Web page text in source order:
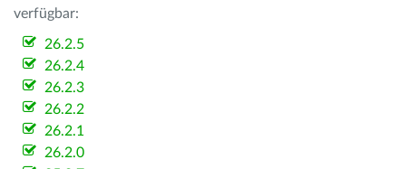
verfügbar:
26.2.5
26.2.4
26.2.3
26.2.2
26.2.1
26.2.0